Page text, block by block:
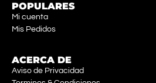
POPULARES
Mi cuenta
Mis Pedidos
ACERCA DE
Aviso de Privacidad